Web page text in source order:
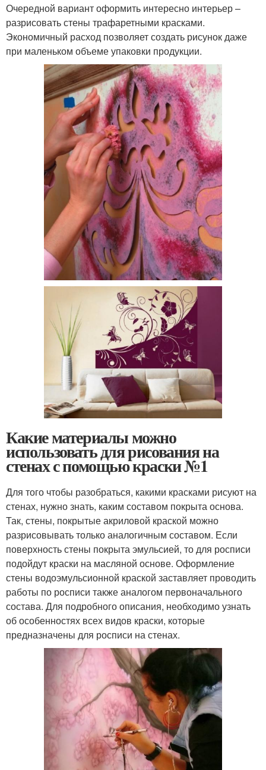
Очередной вариант оформить интересно интерьер –
разрисовать стены трафаретными красками.
Экономичный расход позволяет создать рисунок даже
при маленьком объеме упаковки продукции.
Какие материалы можно
использовать для рисования на
стенах с помощью краски №1
Для того чтобы разобраться, какими красками рисуют на
стенах, нужно знать, каким составом покрыта основа.
Так, стены, покрытые акриловой краской можно
разрисовывать только аналогичным составом. Если
поверхность стены покрыта эмульсией, то для росписи
подойдут краски на масляной основе. Оформление
стены водоэмульсионной краской заставляет проводить
работы по росписи также аналогом первоначального
состава. Для подробного описания, необходимо узнать
об особенностях всех видов краски, которые
предназначены для росписи на стенах.